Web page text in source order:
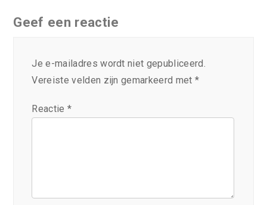
Geef een reactie
Je e-mailadres wordt niet gepubliceerd.
Vereiste velden zijn gemarkeerd met *
Reactie *